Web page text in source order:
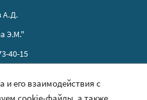
А.Д.
Э.М."
40-15
его взаимодействия с